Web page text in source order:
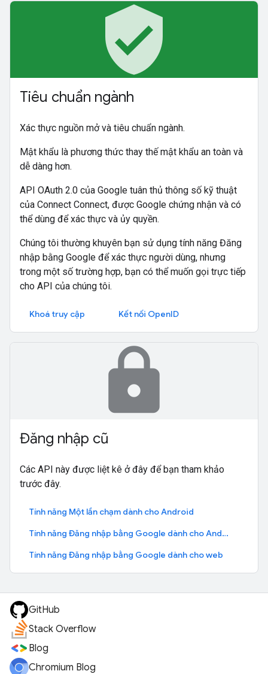
verified_user
Tiêu chuẩn ngành
Xác thực nguồn mở và tiêu chuẩn ngành.
Mật khẩu là phương thức thay thế mật khẩu an toàn và
dễ dàng hơn.
API OAuth 2.0 của Google tuân thủ thông số kỹ thuật
của Connect Connect, được Google chứng nhận và có
thể dùng để xác thực và ủy quyền.
Chúng tôi thường khuyên bạn sử dụng tính năng Đăng
nhập bằng Google để xác thực người dùng, nhưng
trong một số trường hợp, bạn có thể muốn gọi trực tiếp
cho API của chúng tôi.
Khoá truy cập Kết nối OpenID
lock
Đăng nhập cũ
Các API này được liệt kê ở đây để bạn tham khảo
trước đây.
Tính năng Một lần chạm dành cho Android
Tính năng Đăng nhập bằng Google dành cho Android
Tính năng Đăng nhập bằng Google dành cho web
GitHub
Stack Overflow
Blog
Chromium Blog